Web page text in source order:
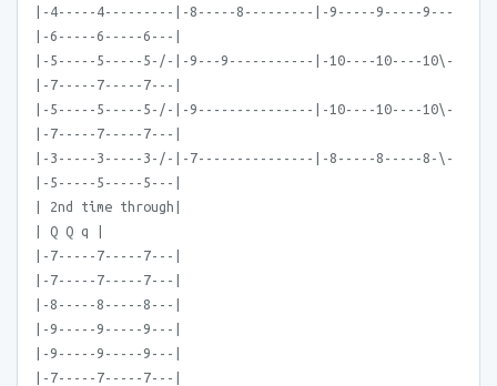
|-4-----4---------|-8-----8---------|-9-----9-----9---
|-6-----6-----6---|
|-5-----5-----5-/-|-9---9-----------|-10----10----10\-
|-7-----7-----7---|
|-5-----5-----5-/-|-9---------------|-10----10----10\-
|-7-----7-----7---|
|-3-----3-----3-/-|-7---------------|-8-----8-----8-\-
|-5-----5-----5---|
| 2nd time through|
| Q Q q |
|-7-----7-----7---|
|-7-----7-----7---|
|-8-----8-----8---|
|-9-----9-----9---|
|-9-----9-----9---|
|-7-----7-----7---|